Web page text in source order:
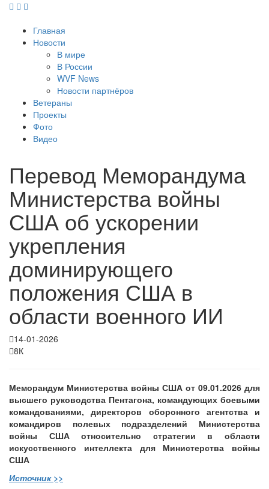
Главная
Новости
В мире
В России
WVF News
Новости партнёров
Ветераны
Проекты
Фото
Видео
Перевод Меморандума
Министерства войны
США об ускорении
укрепления
доминирующего
положения США в
области военного ИИ
14-01-2026
8К
Меморандум Министерства войны США от 09.01.2026 для
высшего руководства Пентагона, командующих боевыми
командованиями, директоров оборонного агентства и
командиров полевых подразделений Министерства
войны США относительно стратегии в области
искусственного интеллекта для Министерства войны
США
Источник >>